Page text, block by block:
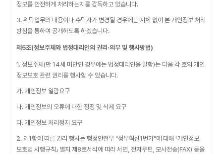
정보를 안전하게 처리하는지를 감독하고 있습니다.
3. 위탁업무의 내용이나 수탁자가 변경될 경우에는 지체 없이 본 개인정보 처리
방침을 통하여 공개하도록 하겠습니다.
제5조(정보주체와 법정대리인의 권리·의무 및 행사방법)
1. 정보주체(만 14세 미만인 경우에는 법정대리인을 말함)는 다음 각 호의 개인
정보보호 관련 권리를 행사할 수 있습니다.
가. 개인정보 열람요구
나. 개인정보의 오류에 대한 정정 및 삭제 요구
다. 개인정보 처리정지 요구
2. 제1항에 따른 권리 행사는 행정안전부 "정부혁신1번가"에 대해 「개인정보
보호법 시행규칙」 별지 제8호서식에 따라 서면, 전자우편, 모사전송(FAX) 등을